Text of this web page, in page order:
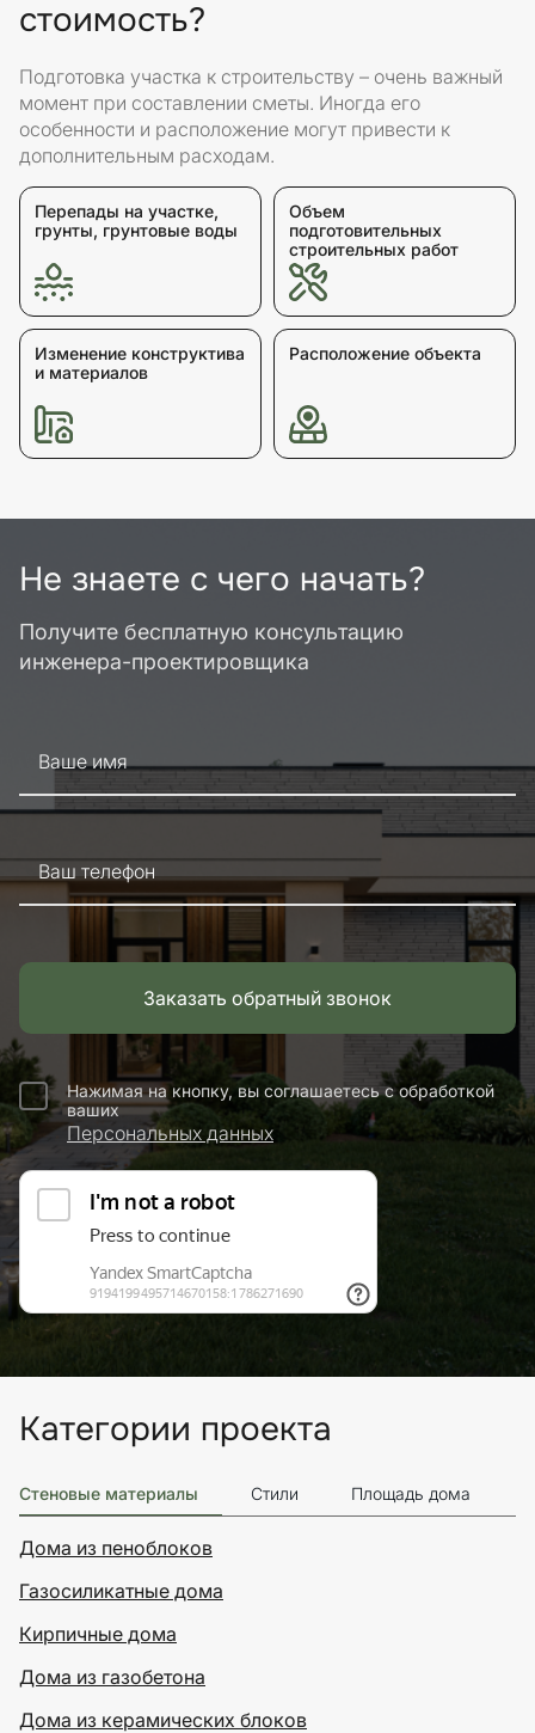
стоимость?
Подготовка участка к строительству – очень важный
момент при составлении сметы. Иногда его
особенности и расположение могут привести к
дополнительным расходам.
Перепады на участке,
грунты, грунтовые воды
Объем
подготовительных
строительных работ
Изменение конструктива
и материалов
Расположение объекта
Не знаете с чего начать?
Получите бесплатную консультацию
инженера-проектировщика
Ваше имя
Ваш телефон
Заказать обратный звонок
Нажимая на кнопку, вы соглашаетесь с обработкой
ваших
Персональных данных
Категории проекта
Стеновые материалы Стили Площадь дома
Дома из пеноблоков
Газосиликатные дома
Кирпичные дома
Дома из газобетона
Дома из керамических блоков